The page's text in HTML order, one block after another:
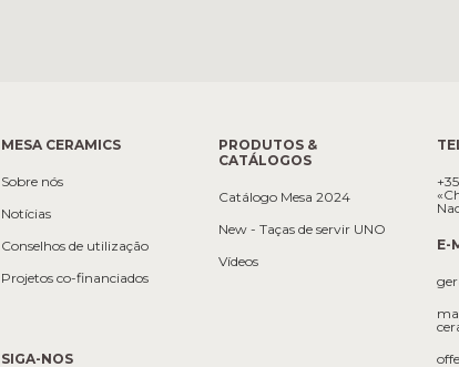
MESA CERAMICS
Sobre nós
Notícias
Conselhos de utilização
Projetos co-financiados
SIGA-NOS
PRODUTOS &
CATÁLOGOS
Catálogo Mesa 2024
New - Taças de servir UNO
Vídeos
E-